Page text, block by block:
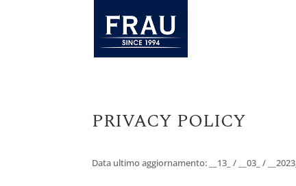
PRIVACY POLICY
Data ultimo aggiornamento: __13_ / __03_ / __2023_